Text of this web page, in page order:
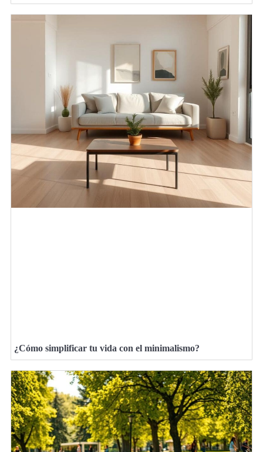
¿Cómo simplificar tu vida con el minimalismo?